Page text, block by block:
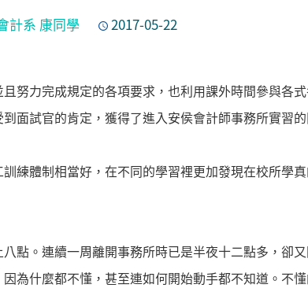
計系 康同學 2017-05-22
努力完成規定的各項要求，也利用課外時間參與各
面試官的肯定，獲得了進入安侯會計師事務所實習的
練體制相當好，在不同的學習裡更加發現在校所學
點。連續一周離開事務所時已是半夜十二點多，卻
為什麼都不懂，甚至連如何開始動手都不知道。不